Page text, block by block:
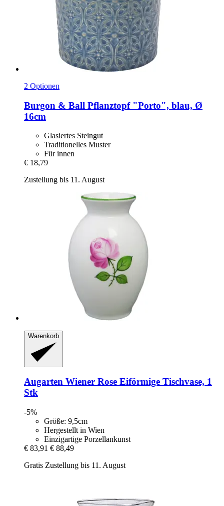
2 Optionen
Burgon & Ball Pflanztopf "Porto", blau, Ø
16cm
Glasiertes Steingut
Traditionelles Muster
Für innen
€ 18,79
Zustellung bis 11. August
Warenkorb
Augarten Wiener Rose Eiförmige Tischvase, 1
Stk
-5%
Größe: 9,5cm
Hergestellt in Wien
Einzigartige Porzellankunst
€ 83,91 € 88,49
Gratis Zustellung bis 11. August